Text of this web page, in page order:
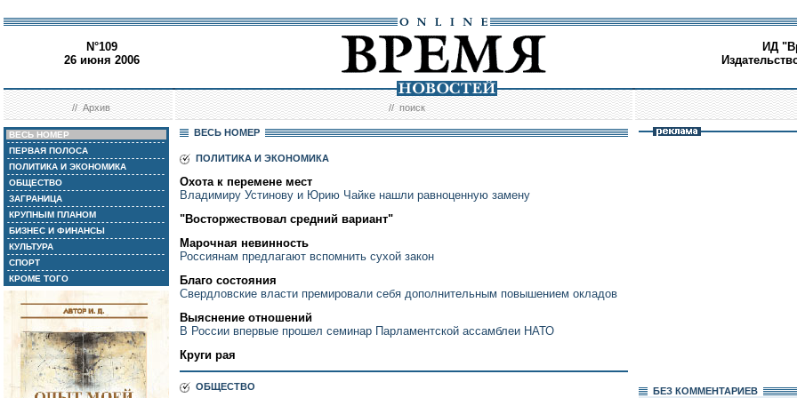
N°109
26 июня 2006
ИД
//Архив //поиск
ВЕСЬ НОМЕР
ПЕРВАЯ ПОЛОСА
ПОЛИТИКА И ЭКОНОМИКА
ОБЩЕСТВО
ЗАГРАНИЦА
КРУПНЫМ ПЛАНОМ
БИЗНЕС И ФИНАНСЫ
КУЛЬТУРА
СПОРТ
КРОМЕ ТОГО
ВЕСЬ НОМЕР
ПОЛИТИКА И ЭКОНОМИКА
Охота к перемене мест
Владимиру Устинову и Юрию Чайке нашли равноценную замену
"Восторжествовал средний вариант"
Марочная невинность
Россиянам предлагают вспомнить сухой закон
Благо состояния
Свердловские власти премировали себя дополнительным повышением окладов
Выяснение отношений
В России впервые прошел семинар Парламентской ассамблеи НАТО
Круги рая
ОБЩЕСТВО
БЕЗ КОМMЕНТАРИЕВ